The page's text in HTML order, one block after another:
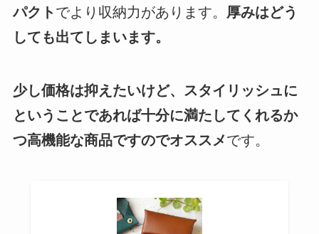
パクト でより収納力があります。 厚みはどう
しても出てしまいます。
少し価格は抑えたいけど、スタイリッシュに
ということであれば十分に満たしてくれるか
つ高機能な商品ですのでオススメです。